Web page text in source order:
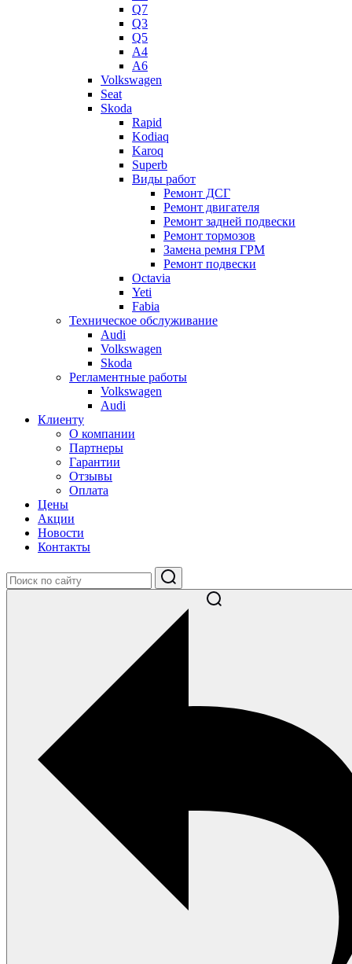
Q7
Q3
Q5
A4
A6
Volkswagen
Seat
Skoda
Rapid
Kodiaq
Karoq
Superb
Виды работ
Ремонт ДСГ
Ремонт двигателя
Ремонт задней подвески
Ремонт тормозов
Замена ремня ГРМ
Ремонт подвески
Octavia
Yeti
Fabia
Техническое обслуживание
Audi
Volkswagen
Skoda
Регламентные работы
Volkswagen
Audi
Клиенту
О компании
Партнеры
Гарантии
Отзывы
Оплата
Цены
Акции
Новости
Контакты